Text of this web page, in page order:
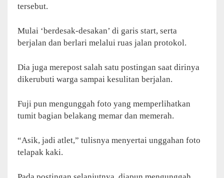
tersebut.
Mulai ‘berdesak-desakan’ di garis start, serta
berjalan dan berlari melalui ruas jalan protokol.
Dia juga merepost salah satu postingan saat dirinya
dikerubuti warga sampai kesulitan berjalan.
Fuji pun mengunggah foto yang memperlihatkan
tumit bagian belakang memar dan memerah.
“Asik, jadi atlet,” tulisnya menyertai unggahan foto
telapak kaki.